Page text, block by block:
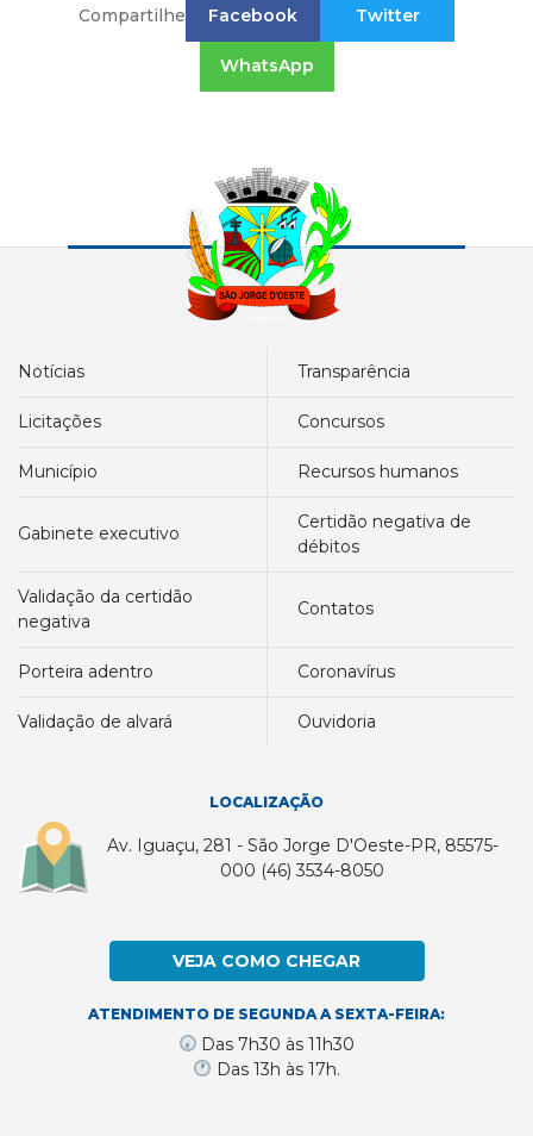
Compartilhe Facebook Twitter
WhatsApp
notícias transparência
licitações concursos
município recursos humanos
gabinete executivo
certidão negativa de
débitos
validação da certidão
negativa
contatos
porteira adentro coronavírus
validação de alvará ouvidoria
LOCALIZAÇÃO
Av. Iguaçu, 281 - São Jorge D'Oeste-PR, 85575-
000 (46) 3534-8050
VEJA COMO CHEGAR
ATENDIMENTO DE SEGUNDA A SEXTA-FEIRA:
Das 7h30 às 11h30
Das 13h às 17h.